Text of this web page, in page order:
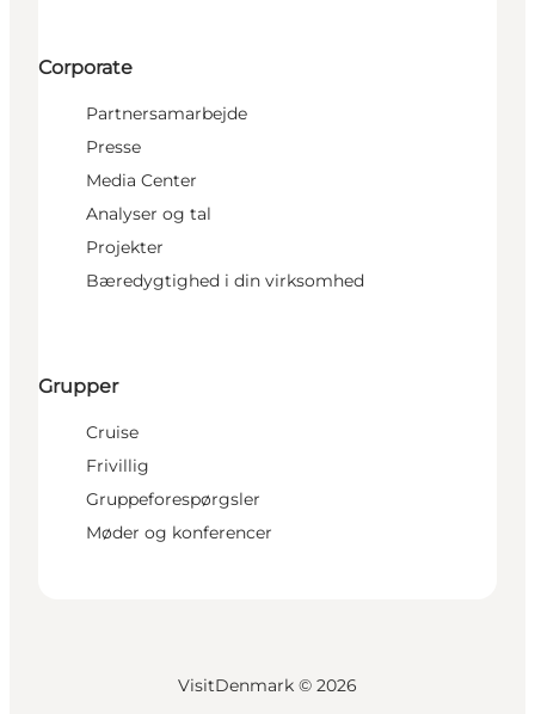
Corporate
Partnersamarbejde
Presse
Media Center
Analyser og tal
Projekter
Bæredygtighed i din virksomhed
Grupper
Cruise
Frivillig
Gruppeforespørgsler
Møder og konferencer
VisitDenmark © 2026